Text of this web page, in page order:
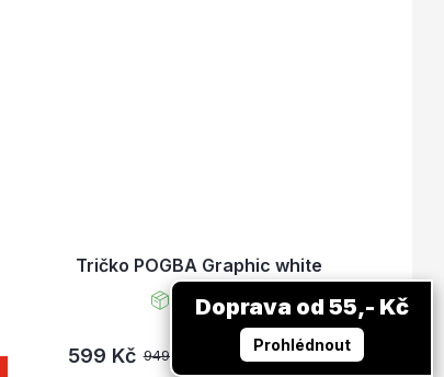
Tričko POGBA Graphic white
Skladem
949 Kč
599 Kč DETAIL
Doprava od 55,- Kč
Prohlédnout